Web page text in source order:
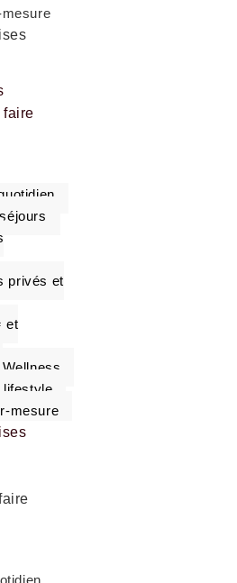
faire
privés et
et
lifestyle
mesure